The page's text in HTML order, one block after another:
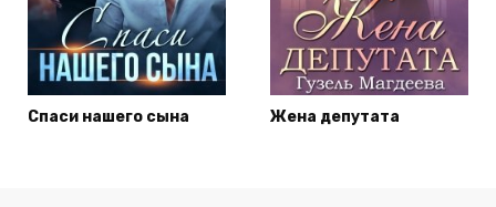
Спаси нашего сына Жена депутата